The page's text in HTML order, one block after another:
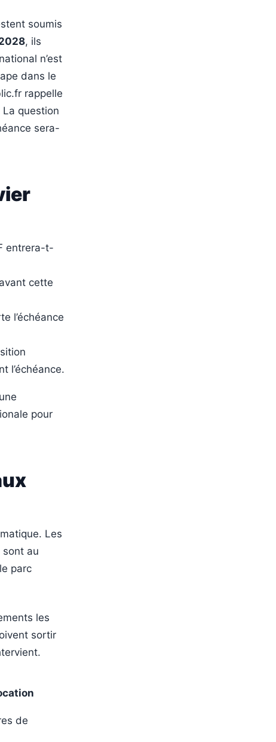
soumis
, ils
n’est
dans le
rappelle
La question
sera-
entrera-t-
cette
l’échéance
l’échéance.
pour
Les
sont au
parc
les
sortir
de